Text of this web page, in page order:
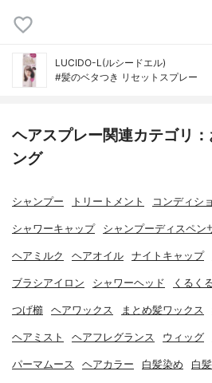
LUCIDO-L(ルシードエル)
#髪のベタつき リセットスプレー
ヘアスプレー関連カテゴリ
ング
シャンプー トリートメント コンディシ
シャワーキャップ シャンプーディスペン
ヘアミルク ヘアオイル ナイトキャップ
ブラシアイロン シャワーヘッド くるく
つげ櫛 ヘアワックス まとめ髪ワックス
ヘアミスト ヘアフレグランス ウィッグ
パーマムース ヘアカラー 白髪染め 白